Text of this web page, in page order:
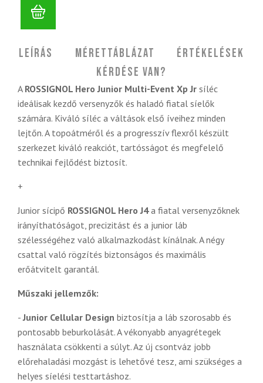
Leírás Mérettáblázat
Értékelések
Kérdése van?
A ROSSIGNOL Hero Junior Multi-Event Xp Jr síléc
ideálisak kezdő versenyzők és haladó fiatal síelők
számára. Kiváló síléc a váltások első íveihez minden
lejtőn. A topoátméről és a progresszív flexről készült
szerkezet kiváló reakciót, tartósságot és megfelelő
technikai fejlődést biztosít.
+
Junior sícipő ROSSIGNOL Hero J4a fiatal versenyzőknek
irányíthatóságot, precizitást és a junior láb
szélességéhez való alkalmazkodást kínálnak. A négy
csattal való rögzítés biztonságos és maximális
erőátvitelt garantál.
Műszaki jellemzők:
-Junior Cellular Design biztosítja a láb szorosabb és
pontosabb beburkolását. A vékonyabb anyagrétegek
használata csökkenti a súlyt. Az új csontváz jobb
előrehaladási mozgást is lehetővé tesz, ami szükséges a
helyes síelési testtartáshoz.